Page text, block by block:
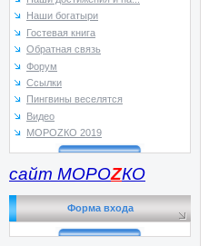
Наши богатыри
Гостевая книга
Обратная связь
Форум
Ссылки
Пингвины веселятся
Видео
МОРОZКО 2019
сайт МОРОZКО
Форма входа